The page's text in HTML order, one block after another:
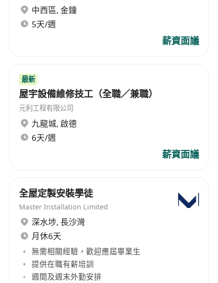
中西區, 金鐘
5天/週
薪資面議
最新
屋宇設備維修技工（全職／兼職）
元利工程有限公司
九龍城, 啟德
6天/週
薪資面議
全屋定製安裝學徒
Master Installation Limited
深水埗, 長沙灣
月休6天
無需相關經驗，歡迎應屆畢業生
提供在職有薪培訓
週間及週末外勤安排